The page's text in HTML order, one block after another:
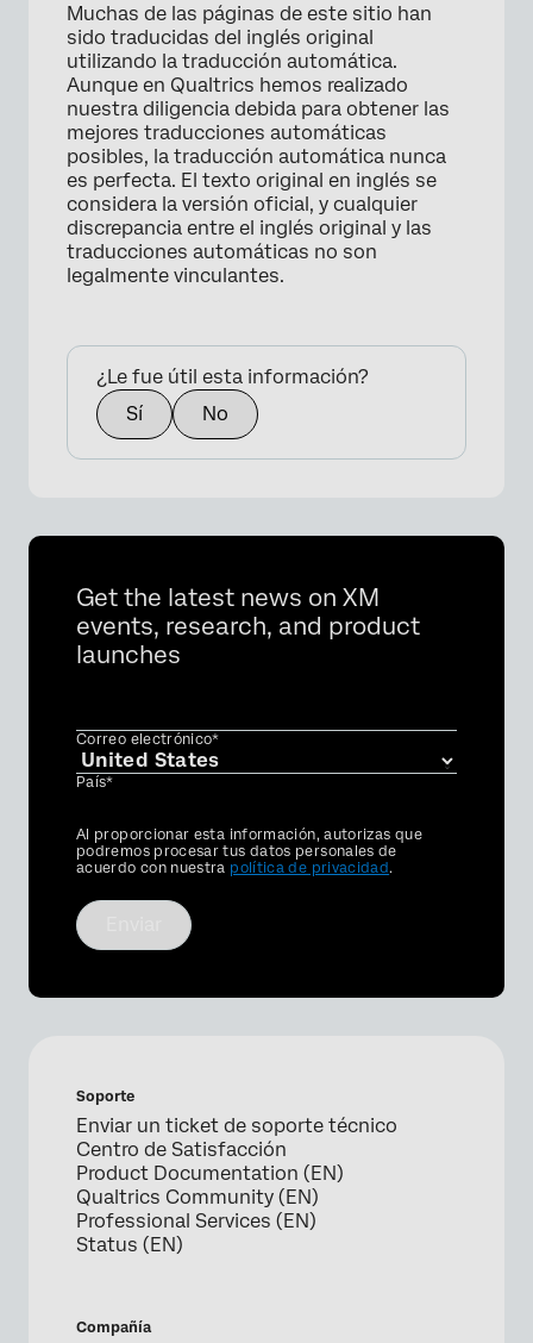
Muchas de las páginas de este sitio han
sido traducidas del inglés original
utilizando la traducción automática.
Aunque en Qualtrics hemos realizado
nuestra diligencia debida para obtener las
mejores traducciones automáticas
posibles, la traducción automática nunca
es perfecta. El texto original en inglés se
considera la versión oficial, y cualquier
discrepancia entre el inglés original y las
traducciones automáticas no son
legalmente vinculantes.
¿Le fue útil esta información?
Sí
No
Get the latest news on XM
events, research, and product
launches
Correo electrónico*
País*
Privacy
Optin
Al proporcionar esta información, autorizas que
podremos procesar tus datos personales de
acuerdo con nuestra política de privacidad.
Soporte
Enviar un ticket de soporte técnico
Centro de Satisfacción
Product Documentation (EN)
Qualtrics Community (EN)
Professional Services (EN)
Status (EN)
Compañía